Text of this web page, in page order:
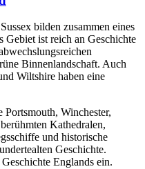
bilden zusammen eines
Gebiet ist reich an Geschichte
Binnenlandschaft. Auch
Wiltshire haben eine
Portsmouth, Winchester,
Kathedralen,
und historische
Geschichte.
Englands ein.